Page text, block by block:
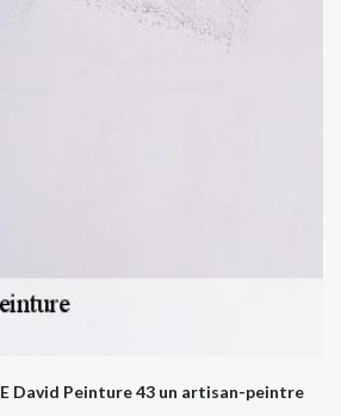
David Peinture 43 un artisan-peintre